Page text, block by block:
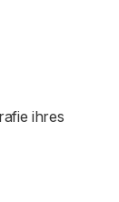
ihres